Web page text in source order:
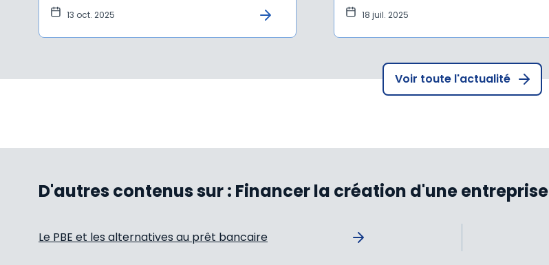
13 oct. 2025 18 juil. 2025
Voir toute l'actualité
D'autres contenus sur : Financer la création d'une entreprise
Le PBE et les alternatives au prêt bancaire